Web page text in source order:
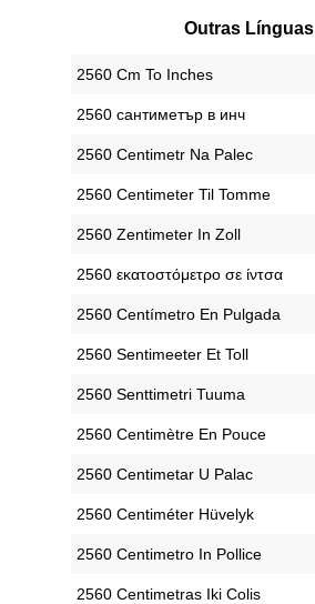
Outras Línguas
‎2560 Cm To Inches
‎2560 сантиметър в инч
‎2560 Centimetr Na Palec
‎2560 Centimeter Til Tomme
‎2560 Zentimeter In Zoll
‎2560 εκατοστόμετρο σε ίντσα
‎2560 Centímetro En Pulgada
‎2560 Sentimeeter Et Toll
‎2560 Senttimetri Tuuma
‎2560 Centimètre En Pouce
‎2560 Centimetar U Palac
‎2560 Centiméter Hüvelyk
‎2560 Centimetro In Pollice
‎2560 Centimetras Iki Colis